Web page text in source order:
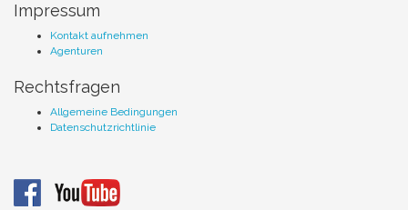
Impressum
Kontakt aufnehmen
Agenturen
Rechtsfragen
Allgemeine Bedingungen
Datenschutzrichtlinie